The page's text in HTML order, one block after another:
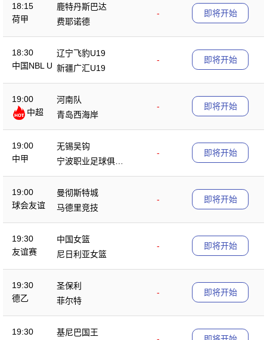
18:15
荷甲
鹿特丹斯巴达
-
费耶诺德
即将开始
18:30
中国NBL U
辽宁飞豹U19
-
新疆广汇U19
即将开始
19:00
中超
河南队
-
青岛西海岸
即将开始
19:00
中甲
无锡吴钩
-
宁波职业足球俱乐
部
即将开始
19:00
球会友谊
曼彻斯特城
-
马德里竞技
即将开始
19:30
友谊赛
中国女篮
-
尼日利亚女篮
即将开始
19:30
德乙
圣保利
-
菲尔特
即将开始
19:30
基尼巴国王